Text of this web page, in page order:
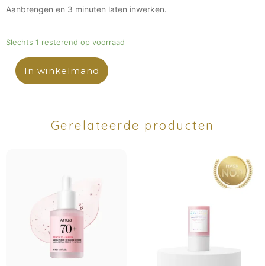
Aanbrengen en 3 minuten laten inwerken.
Slechts 1 resterend op voorraad
In winkelmand
Gerelateerde producten